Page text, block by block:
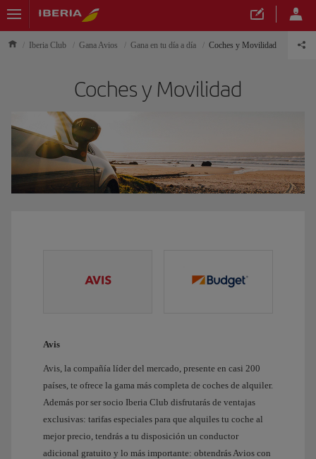
Iberia Club Gana Avios Gana en tu día a día Coches y Movilidad
Coches y Movilidad
Avis
Avis, la compañía líder del mercado, presente en casi 200
países, te ofrece la gama más completa de coches de alquiler.
Además por ser socio Iberia Club disfrutarás de ventajas
exclusivas: tarifas especiales para que alquiles tu coche al
mejor precio, tendrás a tu disposición un conductor
adicional gratuito y lo más importante: obtendrás Avios con